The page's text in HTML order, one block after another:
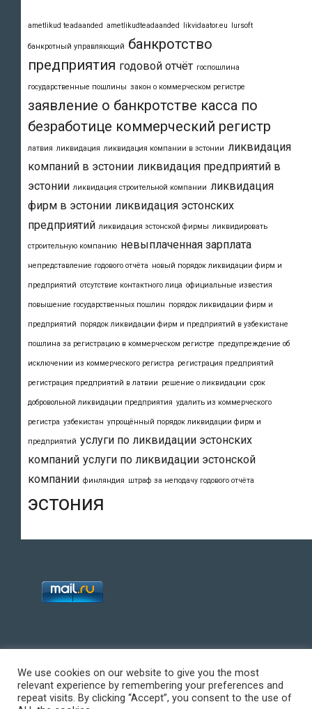
ametlikud teadaanded ametlikudteadaanded likvidaator.eu lursoft
банкротный управляющий банкротство
предприятия годовой отчёт госпошлина
государственные пошлины закон о коммерческом регистре
заявление о банкротстве касса по
безработице коммерческий регистр
латвия ликвидация ликвидация компании в эстонии ликвидация
компаний в эстонии ликвидация предприятий в
эстонии ликвидация строительной компании ликвидация
фирм в эстонии ликвидация эстонских
предприятий ликвидация эстонской фирмы ликвидировать
строительную компанию невыплаченная зарплата
непредставление годового отчёта новый порядок ликвидации фирм и
предприятий отсутствие контактного лица официальные известия
повышение государственных пошлин порядок ликвидации фирм и
предприятий порядок ликвидации фирм и предприятий в узбекистане
пошлина за регистрацию в коммерческом регистре предупреждение об
исключении из коммерческого регистра регистрация предприятий
регистрация предприятий в латвии решение о ликвидации срок
добровольной ликвидации предприятия удалить из коммерческого
регистра узбекистан упрощённый порядок ликвидации фирм и
предприятий услуги по ликвидации эстонских
компаний услуги по ликвидации эстонской
компании финляндия штраф за неподачу годового отчёта
эстония
We use cookies on our website to give you the most
relevant experience by remembering your preferences and
repeat visits. By clicking “Accept”, you consent to the use of